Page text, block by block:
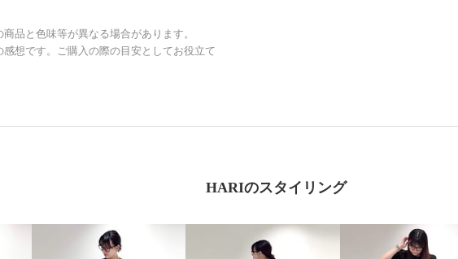
品と色味等が異なる場合があります。
想です。ご購入の際の目安としてお役立て
HARIのスタイリング